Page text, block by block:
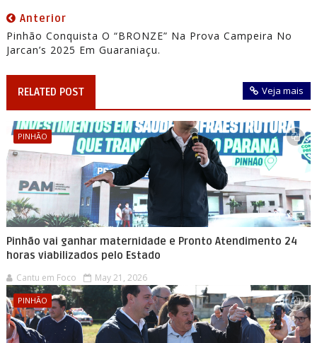
Anterior
Pinhão Conquista O “BRONZE” Na Prova Campeira No
Jarcan’s 2025 Em Guaraniaçu.
RELATED POST Veja mais
PINHÃO
Pinhão vai ganhar maternidade e Pronto Atendimento 24
horas viabilizados pelo Estado
Cantu em Foco May 21, 2026
PINHÃO